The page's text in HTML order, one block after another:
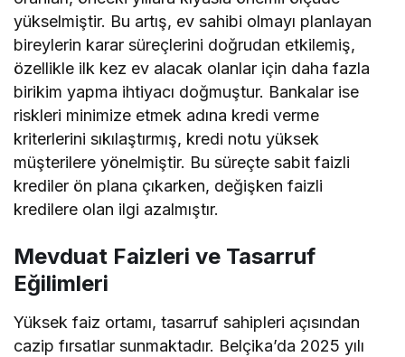
yükselmiştir. Bu artış, ev sahibi olmayı planlayan
bireylerin karar süreçlerini doğrudan etkilemiş,
özellikle ilk kez ev alacak olanlar için daha fazla
birikim yapma ihtiyacı doğmuştur. Bankalar ise
riskleri minimize etmek adına kredi verme
kriterlerini sıkılaştırmış, kredi notu yüksek
müşterilere yönelmiştir. Bu süreçte sabit faizli
krediler ön plana çıkarken, değişken faizli
kredilere olan ilgi azalmıştır.
Mevduat Faizleri ve Tasarruf
Eğilimleri
Yüksek faiz ortamı, tasarruf sahipleri açısından
cazip fırsatlar sunmaktadır. Belçika’da 2025 yılı